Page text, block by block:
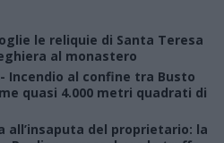
le reliquie di Santa Teresa
al monastero
- Incendio al confine tra Busto
quasi 4.000 metri quadrati di
all’insaputa del proprietario: la